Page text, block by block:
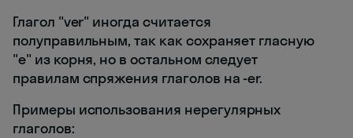
Глагол "ver" иногда считается
полуправильным, так как сохраняет гласную
"e" из корня, но в остальном следует
правилам спряжения глаголов на -er.
Примеры использования нерегулярных
глаголов: